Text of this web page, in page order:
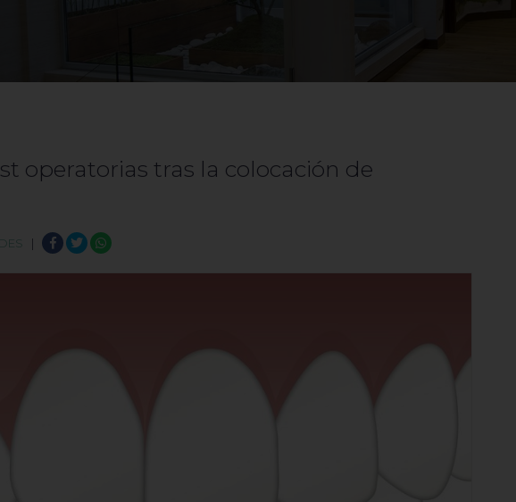
operatorias tras la colocación de
|